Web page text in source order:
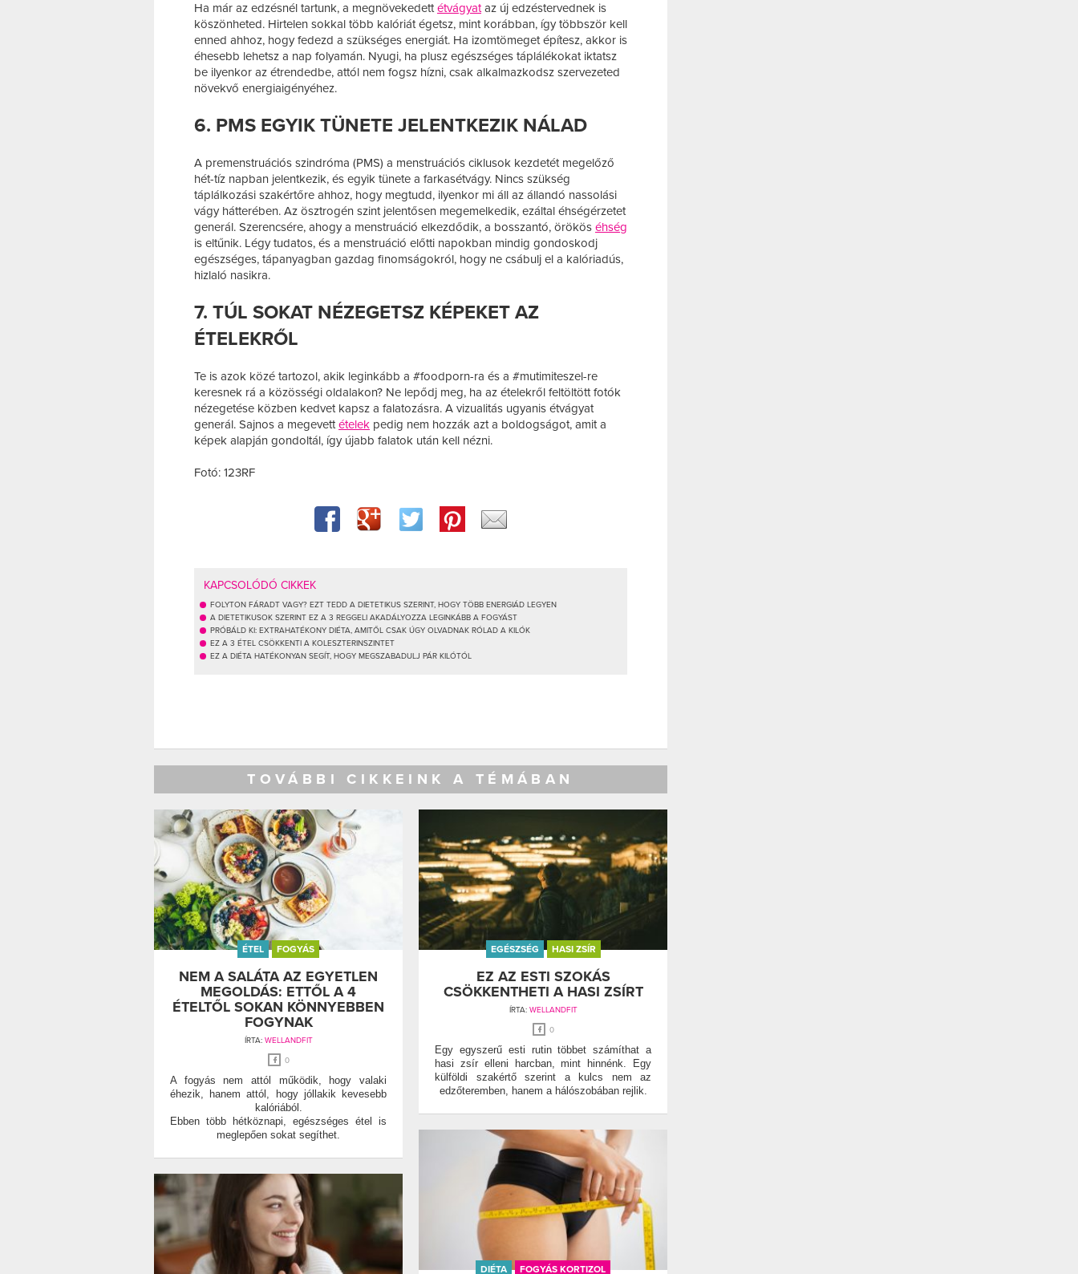
Ha már az edzésnél tartunk, a megnövekedettétvágyataz új edzéstervednek is
köszönheted. Hirtelen sokkal több kalóriát égetsz, mint korábban, így többször kell
enned ahhoz, hogy fedezd a szükséges energiát. Ha izomtömeget építesz, akkor is
éhesebb lehetsz a nap folyamán. Nyugi, ha plusz egészséges táplálékokat iktatsz
be ilyenkor az étrendedbe, attól nem fogsz hízni, csak alkalmazkodsz szervezeted
növekvő energiaigényéhez.
6. PMS EGYIK TÜNETE JELENTKEZIK NÁLAD
A premenstruációs szindróma (PMS) a menstruációs ciklusok kezdetét megelőző
hét-tíz napban jelentkezik, és egyik tünete a farkasétvágy. Nincs szükség
táplálkozási szakértőre ahhoz, hogy megtudd, ilyenkor mi áll az állandó nassolási
vágy hátterében. Az ösztrogén szint jelentősen megemelkedik, ezáltal éhségérzetet
generál. Szerencsére, ahogy a menstruáció elkezdődik, a bosszantó, örökös éhség
is eltűnik. Légy tudatos, és a menstruáció előtti napokban mindig gondoskodj
egészséges, tápanyagban gazdag finomságokról, hogy ne csábulj el a kalóriadús,
hizlaló nasikra.
7. TÚL SOKAT NÉZEGETSZ KÉPEKET AZ
ÉTELEKRŐL
Te is azok közé tartozol, akik leginkább a #foodporn-ra és a #mutimiteszel-re
keresnek rá a közösségi oldalakon? Ne lepődj meg, ha az ételekről feltöltött fotók
nézegetése közben kedvet kapsz a falatozásra. A vizualitás ugyanis étvágyat
generál. Sajnos a megevettételek pedig nem hozzák azt a boldogságot, amit a
képek alapján gondoltál, így újabb falatok után kell nézni.
Fotó: 123RF
KAPCSOLÓDÓ CIKKEK
FOLYTON FÁRADT VAGY? EZT TEDD A DIETETIKUS SZERINT, HOGY TÖBB ENERGIÁD LEGYEN
A DIETETIKUSOK SZERINT EZ A 3 REGGELI AKADÁLYOZZA LEGINKÁBB A FOGYÁST
PRÓBÁLD KI: EXTRAHATÉKONY DIÉTA, AMITŐL CSAK ÚGY OLVADNAK RÓLAD A KILÓK
EZ A 3 ÉTEL CSÖKKENTI A KOLESZTERINSZINTET
EZ A DIÉTA HATÉKONYAN SEGÍT, HOGY MEGSZABADULJ PÁR KILÓTÓL
TOVÁBBI CIKKEINK A TÉMÁBAN
ÉTEL FOGYÁS
NEM A SALÁTA AZ EGYETLEN
MEGOLDÁS: ETTŐL A 4
ÉTELTŐL SOKAN KÖNNYEBBEN
FOGYNAK
ÍRTA: WELLANDFIT
0
A fogyás nem attól működik, hogy valaki
éhezik, hanem attól, hogy jóllakik kevesebb
kalóriából.
Ebben több hétköznapi, egészséges étel is
meglepően sokat segíthet.
EGÉSZSÉG HASI ZSÍR
EZ AZ ESTI SZOKÁS
CSÖKKENTHETI A HASI ZSÍRT
ÍRTA: WELLANDFIT
0
Egy egyszerű esti rutin többet számíthat a
hasi zsír elleni harcban, mint hinnénk. Egy
külföldi szakértő szerint a kulcs nem az
edzőteremben, hanem a hálószobában rejlik.
DIÉTA FOGYÁS KORTIZOL